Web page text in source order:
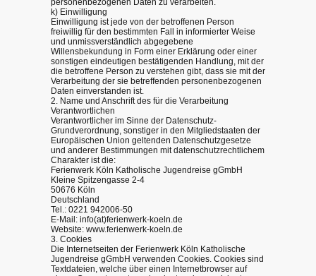
personenbezogenen Daten zu verarbeiten.
k) Einwilligung
Einwilligung ist jede von der betroffenen Person
freiwillig für den bestimmten Fall in informierter Weise
und unmissverständlich abgegebene
Willensbekundung in Form einer Erklärung oder einer
sonstigen eindeutigen bestätigenden Handlung, mit der
die betroffene Person zu verstehen gibt, dass sie mit der
Verarbeitung der sie betreffenden personenbezogenen
Daten einverstanden ist.
2. Name und Anschrift des für die Verarbeitung
Verantwortlichen
Verantwortlicher im Sinne der Datenschutz-
Grundverordnung, sonstiger in den Mitgliedstaaten der
Europäischen Union geltenden Datenschutzgesetze
und anderer Bestimmungen mit datenschutzrechtlichem
Charakter ist die:
Ferienwerk Köln Katholische Jugendreise gGmbH
Kleine Spitzengasse 2-4
50676 Köln
Deutschland
Tel.: 0221 942006-50
E-Mail: info(at)ferienwerk-koeln.de
Website: www.ferienwerk-koeln.de
3. Cookies
Die Internetseiten der Ferienwerk Köln Katholische
Jugendreise gGmbH verwenden Cookies. Cookies sind
Textdateien, welche über einen Internetbrowser auf